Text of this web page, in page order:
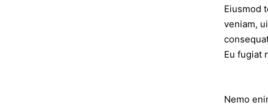
Eiusmod
veniam,
Eu fugiat
Nemo